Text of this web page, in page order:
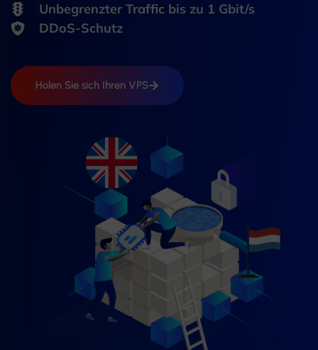
Unbegrenzter Traffic bis zu 1 Gbit/s
DDoS-Schutz
Holen Sie sich Ihren VPS